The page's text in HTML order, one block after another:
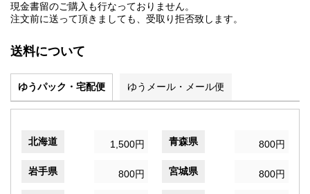
現金書留のご購入も行なっておりません。
注文前に送って頂きましても、受取り拒否致します。
送料について
ゆうパック・宅配便 ゆうメール・メール便
北海道 1,500円 青森県 800円
岩手県 800円 宮城県 800円